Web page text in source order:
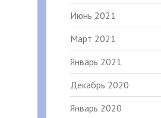
Июнь 2021
Март 2021
Январь 2021
Декабрь 2020
Январь 2020